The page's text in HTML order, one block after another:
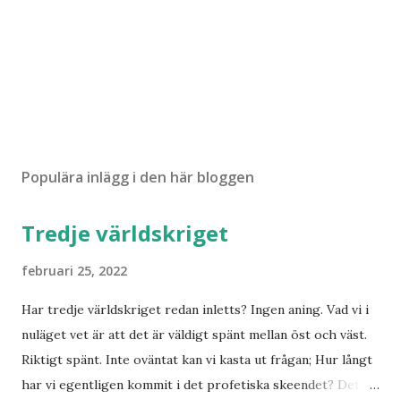
Populära inlägg i den här bloggen
Tredje världskriget
februari 25, 2022
Har tredje världskriget redan inletts? Ingen aning. Vad vi i
nuläget vet är att det är väldigt spänt mellan öst och väst.
Riktigt spänt. Inte oväntat kan vi kasta ut frågan; Hur långt
har vi egentligen kommit i det profetiska skeendet? Det